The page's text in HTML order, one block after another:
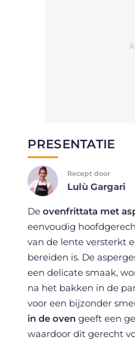
PRESENTATIE
Recept door
Lulù Gargari
De ovenfrittata met
eenvoudig
van de lente versterkt
bereiden is. De
een delicate smaak,
na het bakken in de
voor een bijzonder
in de ovengeeft een
waardoor dit gerecht